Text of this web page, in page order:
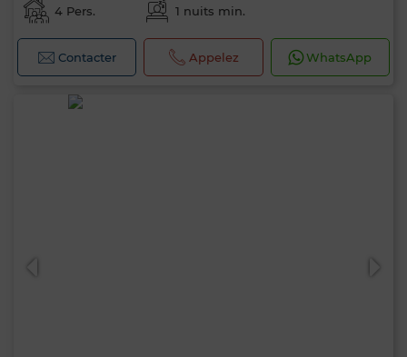
4 Pers. 1 nuits min.
Contacter Appelez WhatsApp